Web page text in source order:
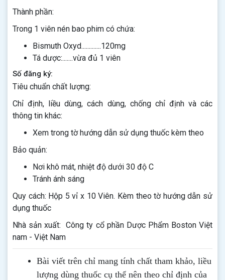
Thành phần:
Trong 1 viên nén bao phim có chứa:
Bismuth Oxyd.............120mg
Tá dược:.......vừa đủ 1 viên
Số đăng ký:
Tiêu chuẩn chất lượng:
Chỉ định, liều dùng, cách dùng, chống chỉ định và các
thông tin khác:
Xem trong tờ hướng dẫn sử dụng thuốc kèm theo
Bảo quản:
Nơi khô mát, nhiệt độ dưới 30 độ C
Tránh ánh sáng
Quy cách: Hộp 5 vỉ x 10 Viên. Kèm theo tờ hướng dẫn sử
dụng thuốc
Nhà sản xuất: Công ty cổ phần Dược Phẩm Boston Việt
nam - Việt Nam
Bài viết trên chỉ mang tính chất tham khảo, liều
lượng dùng thuốc cụ thể nên theo chỉ định của